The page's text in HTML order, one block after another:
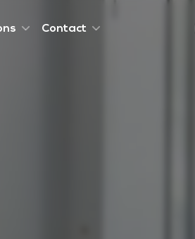
Contact